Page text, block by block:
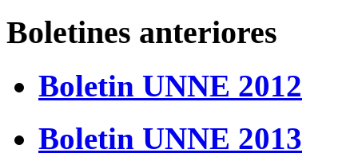
Boletines anteriores
Boletin UNNE 2012
Boletin UNNE 2013